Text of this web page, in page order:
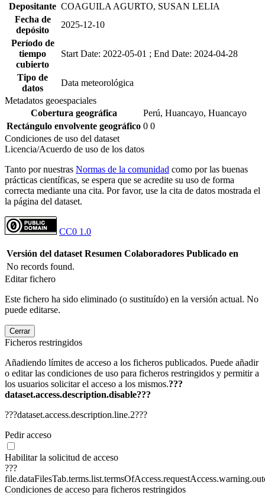
Depositante COAGUILA AGURTO, SUSAN LELIA
Fecha de
depósito
2025-12-10
Período de
tiempo
cubierto
Start Date: 2022-05-01 ; End Date: 2024-04-28
Tipo de
datos
Data meteorológica
Metadatos geoespaciales
Cobertura geográfica
Perú, Huancayo, Huancayo
Rectángulo envolvente geográfico 0 0
Condiciones de uso del dataset
Licencia/Acuerdo de uso de los datos
Tanto por nuestras Normas de la comunidad como por las buenas
prácticas científicas, se espera que se acredite su uso de forma
correcta mediante una cita. Por favor, use la cita de datos mostrada el
la página del dataset.
CC0 1.0
Versión del dataset Resumen Colaboradores Publicado en
No records found.
Editar fichero
Este fichero ha sido eliminado (o sustituído) en la versión actual. No
puede editarse.
Cerrar
Ficheros restringidos
Añadiendo límites de acceso a los ficheros publicados. Puede añadir
o editar las condiciones de uso para ficheros restringidos y permitir a
los usuarios solicitar el acceso a los mismos.???
dataset.access.description.disable???
???dataset.access.description.line.2???
Pedir acceso
Habilitar la solicitud de acceso
???
Condiciones de acceso para ficheros restringidos